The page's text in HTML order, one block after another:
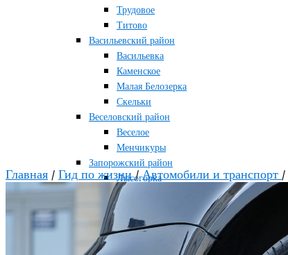
Трудовое
Титово
Васильевский район
Васильевка
Каменское
Малая Белозерка
Скельки
Веселовский район
Веселое
Менчикуры
Запорожский район
Лысогорка
Каменско-Днепровский район
Каменка-Днепровская
Мелитопольский район
Главная / Гид по жизни/ Автомобили и транспорт /